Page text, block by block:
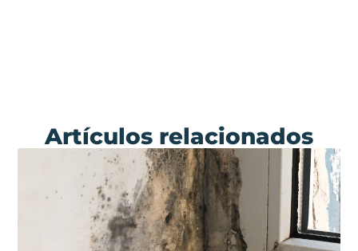
Artículos relacionados